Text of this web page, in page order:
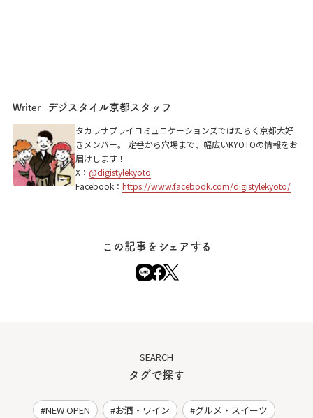
Writer デジスタイル京都スタッフ
タカラサプライコミュニケーションズではたらく京都大好
きメンバー。 定番から穴場まで、幅広いKYOTOの情報をお
届けします！
X： @digistylekyoto
Facebook： https://www.facebook.com/digistylekyoto/
この記事をシェアする
SEARCH
タグで探す
NEW OPEN お酒・ワイン
グルメ・スイーツ